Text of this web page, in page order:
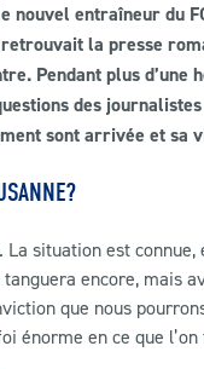
nouvel entraîneur du
la presse
Pendant plus d’une
des
sont arrivée et sa
La situation est
encore, mais
que nous
énorme en ce que